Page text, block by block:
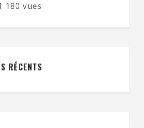
180 vues
RÉCENTS